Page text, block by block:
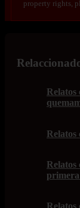
property rights,
Relatos
Relatos
Relatos